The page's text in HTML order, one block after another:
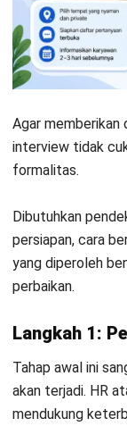
Pilih tempat
karyawan
Siapkan
insight lebih
Informasikan
bisa
Langkah 2:
Cara bertanya
yang didapatkan.
menginterogasi.
Gunakan
karyawan
Terapkan
mendengar